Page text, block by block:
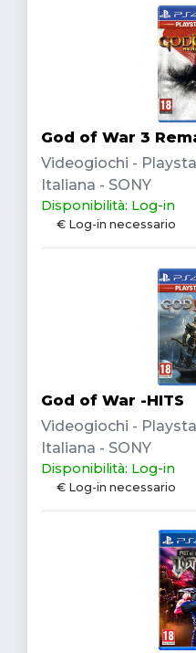
God of War 3
Videogiochi -
Italiana - SONY
Disponibilità: Log-in
€ Log-in necessario
God of War -HITS
Videogiochi -
Italiana - SONY
Disponibilità: Log-in
€ Log-in necessario